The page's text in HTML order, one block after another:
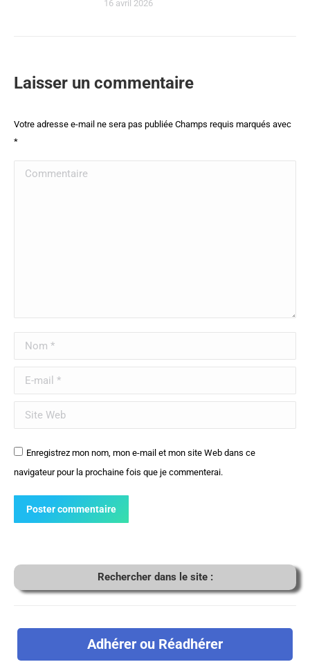
16 avril 2026
Laisser un commentaire
Votre adresse e-mail ne sera pas publiée Champs requis marqués avec
*
Commentaire
Nom *
E-mail *
Site Web
Enregistrez mon nom, mon e-mail et mon site Web dans ce
navigateur pour la prochaine fois que je commenterai.
Poster commentaire
Rechercher dans le site :
Adhérer ou Réadhérer